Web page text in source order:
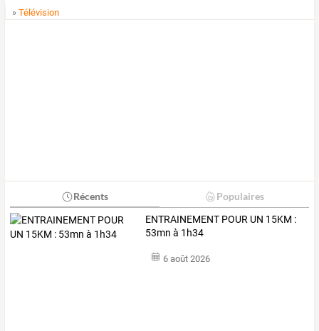
»Télévision
Récents Populaires
ENTRAINEMENT POUR UN 15KM :
53mn à 1h34
6 août 2026